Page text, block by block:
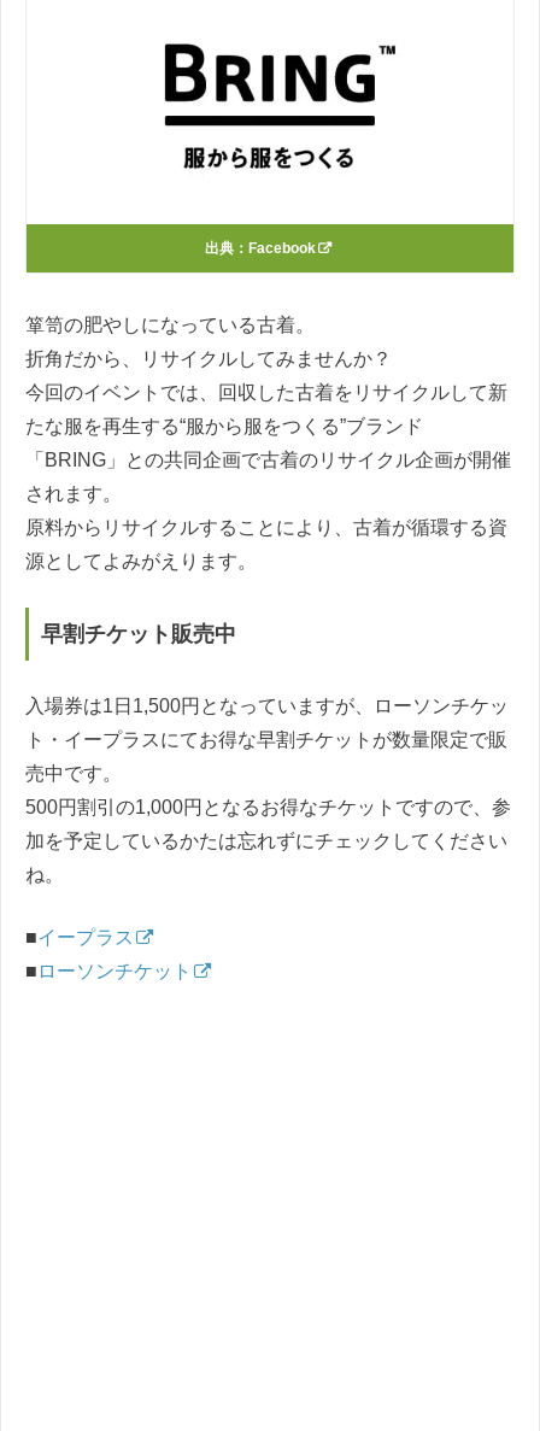
出典： Facebook
箪笥の肥やしになっている古着。
折角だから、リサイクルしてみませんか？
今回のイベントでは、回収した古着をリサイクルして新
たな服を再生する“服から服をつくる”ブランド
「BRING」との共同企画で古着のリサイクル企画が開催
されます。
原料からリサイクルすることにより、古着が循環する資
源としてよみがえります。
早割チケット販売中
入場券は1日1,500円となっていますが、ローソンチケッ
ト・イープラスにてお得な早割チケットが数量限定で販
売中です。
500円割引の1,000円となるお得なチケットですので、参
加を予定しているかたは忘れずにチェックしてください
ね。
■イープラス
■ ローソンチケット